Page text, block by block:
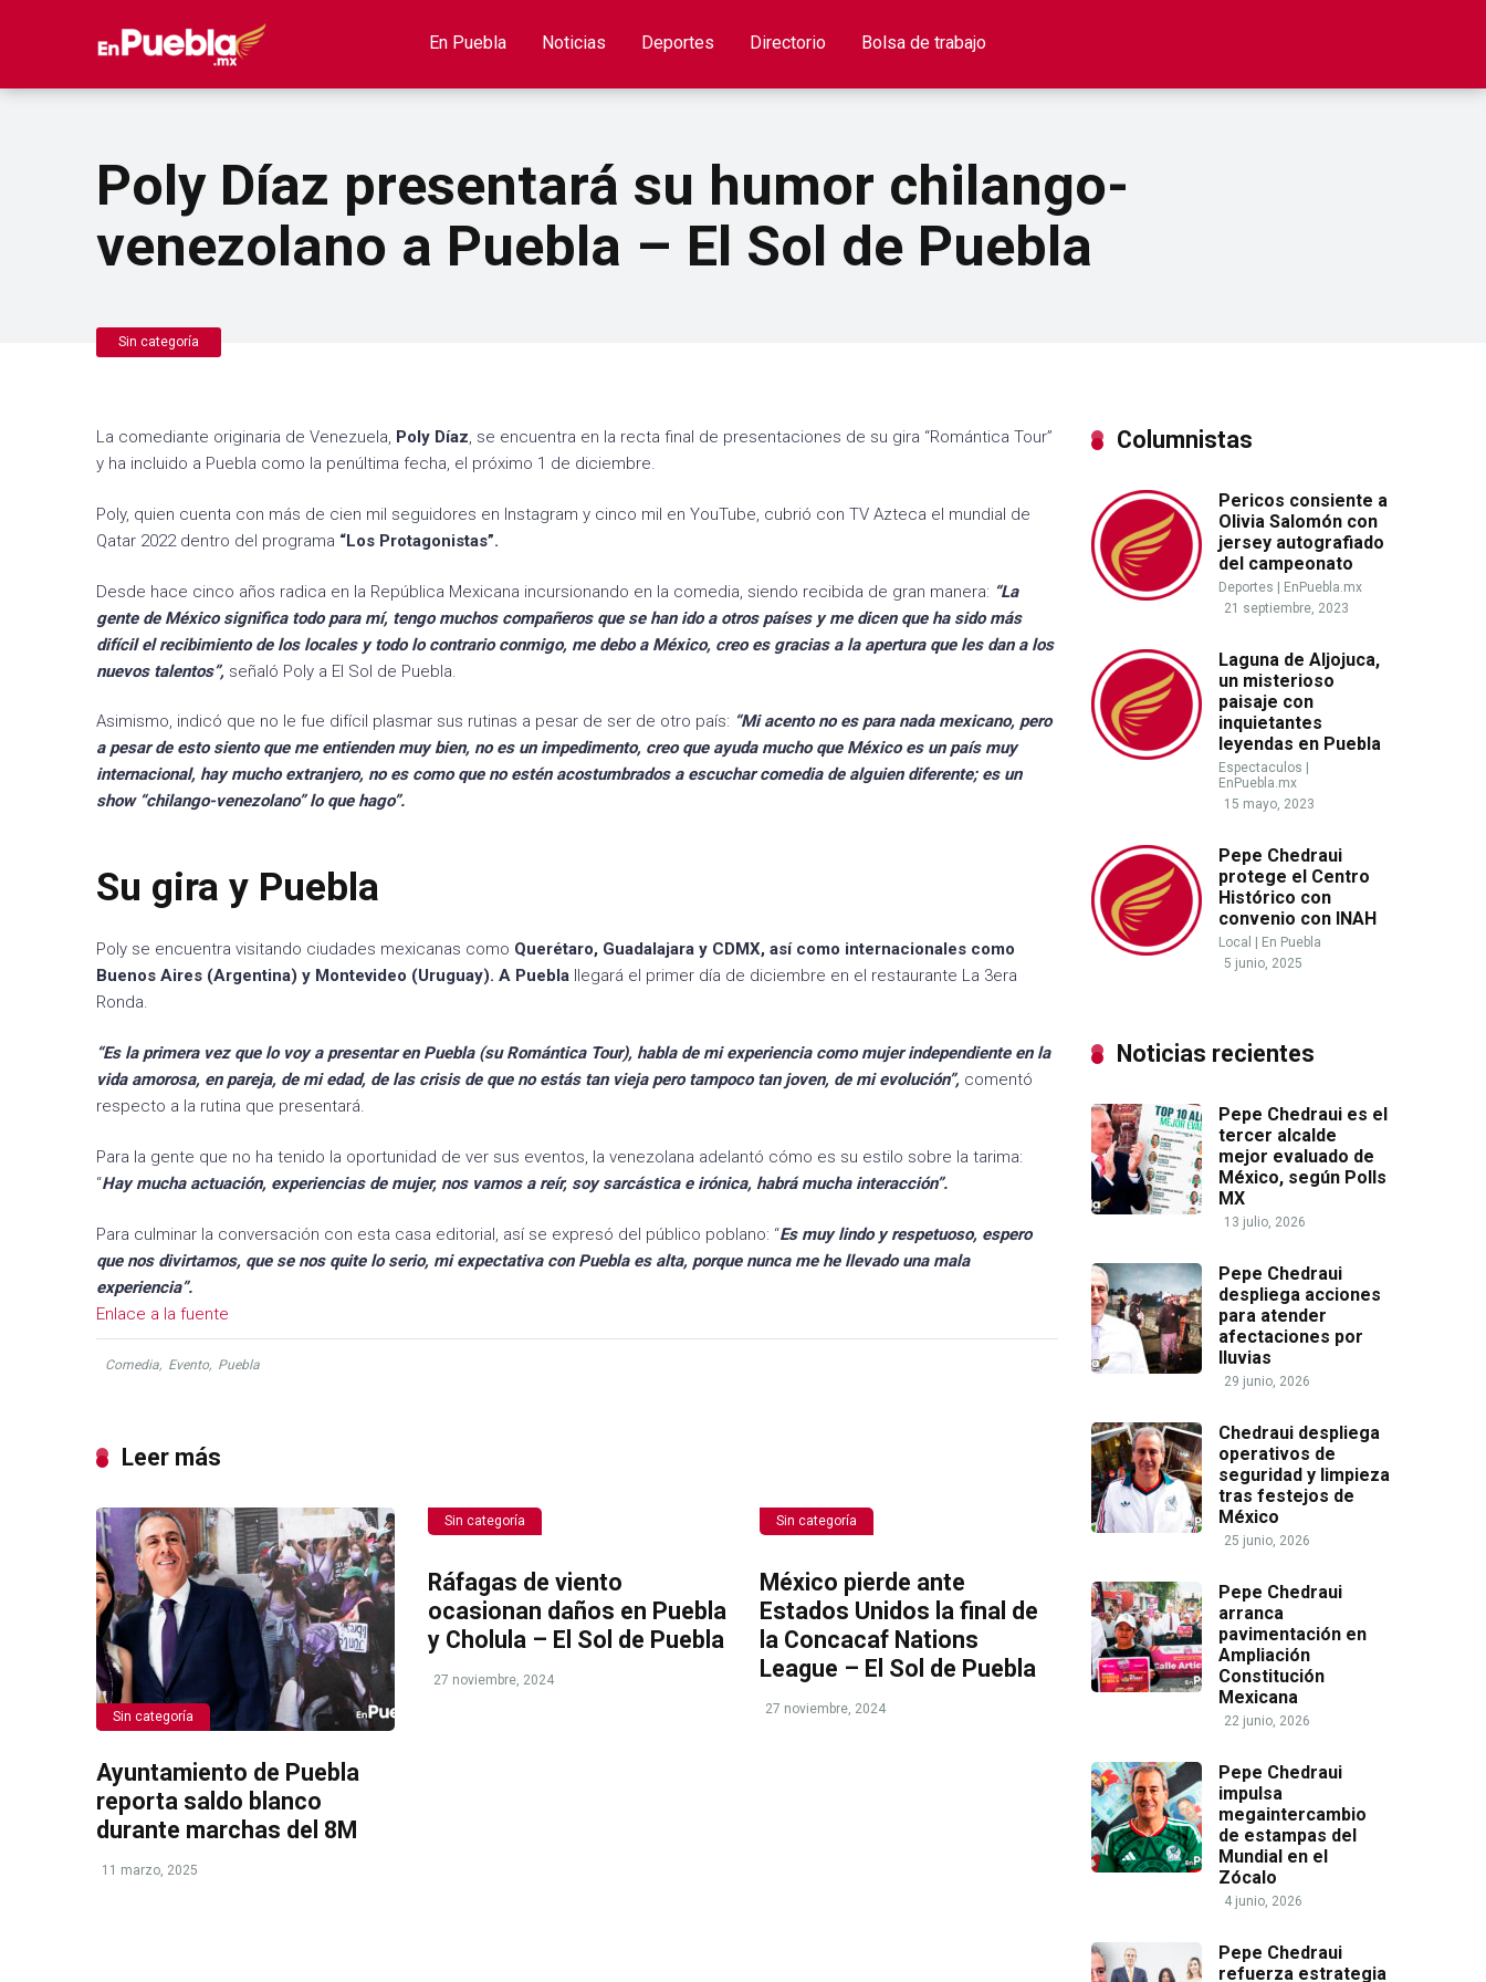
En Puebla Noticias Deportes Directorio Bolsa de trabajo
Poly Díaz presentará su humor chilango-
venezolano a Puebla – El Sol de Puebla
Sin categoría
La comediante originaria de Venezuela, Poly Díaz, se encuentra en la recta final de presentaciones de su gira “Romántica Tour”
y ha incluido a Puebla como la penúltima fecha, el próximo 1 de diciembre.
Poly, quien cuenta con más de cien mil seguidores en Instagram y cinco mil en YouTube, cubrió con TV Azteca el mundial de
Qatar 2022 dentro del programa “Los Protagonistas”.
Desde hace cinco años radica en la República Mexicana incursionando en la comedia, siendo recibida de gran manera: “La
gente de México significa todo para mí, tengo muchos compañeros que se han ido a otros países y me dicen que ha sido más
difícil el recibimiento de los locales y todo lo contrario conmigo, me debo a México, creo es gracias a la apertura que les dan a los
nuevos talentos”, señaló Poly a El Sol de Puebla.
Asimismo, indicó que no le fue difícil plasmar sus rutinas a pesar de ser de otro país: “Mi acento no es para nada mexicano, pero
a pesar de esto siento que me entienden muy bien, no es un impedimento, creo que ayuda mucho que México es un país muy
internacional, hay mucho extranjero, no es como que no estén acostumbrados a escuchar comedia de alguien diferente; es un
show “chilango-venezolano” lo que hago”.
Su gira y Puebla
Poly se encuentra visitando ciudades mexicanas como Querétaro, Guadalajara y CDMX, así como internacionales como
Buenos Aires (Argentina) y Montevideo (Uruguay). A Puebla llegará el primer día de diciembre en el restaurante La 3era
Ronda.
“Es la primera vez que lo voy a presentar en Puebla (su Romántica Tour), habla de mi experiencia como mujer independiente en la
vida amorosa, en pareja, de mi edad, de las crisis de que no estás tan vieja pero tampoco tan joven, de mi evolución”, comentó
respecto a la rutina que presentará.
Para la gente que no ha tenido la oportunidad de ver sus eventos, la venezolana adelantó cómo es su estilo sobre la tarima:
“Hay mucha actuación, experiencias de mujer, nos vamos a reír, soy sarcástica e irónica, habrá mucha interacción”.
Para culminar la conversación con esta casa editorial, así se expresó del público poblano: “Es muy lindo y respetuoso, espero
que nos divirtamos, que se nos quite lo serio, mi expectativa con Puebla es alta, porque nunca me he llevado una mala
experiencia”.
Enlace a la fuente
Comedia, Evento, Puebla
Leer más
Sin categoría
Ayuntamiento de Puebla
reporta saldo blanco
durante marchas del 8M
11 marzo, 2025
Sin categoría
Ráfagas de viento
ocasionan daños en Puebla
y Cholula – El Sol de Puebla
27 noviembre, 2024
Sin categoría
México pierde ante
Estados Unidos la final de
la Concacaf Nations
League – El Sol de Puebla
27 noviembre, 2024
Columnistas
Pericos consiente a
Olivia Salomón con
jersey autografiado
del campeonato
Deportes
EnPuebla.mx
21 septiembre, 2023
Laguna de Aljojuca,
un misterioso
paisaje con
inquietantes
leyendas en Puebla
Espectaculos
EnPuebla.mx
15 mayo, 2023
Pepe Chedraui
protege el Centro
Histórico con
convenio con INAH
Local
En Puebla
5 junio, 2025
Noticias recientes
Pepe Chedraui es el
tercer alcalde
mejor evaluado de
México, según Polls
MX
13 julio, 2026
Pepe Chedraui
despliega acciones
para atender
afectaciones por
lluvias
29 junio, 2026
Chedraui despliega
operativos de
seguridad y limpieza
tras festejos de
México
25 junio, 2026
Pepe Chedraui
arranca
pavimentación en
Ampliación
Constitución
Mexicana
22 junio, 2026
Pepe Chedraui
impulsa
megaintercambio
de estampas del
Mundial en el
Zócalo
4 junio, 2026
Pepe Chedraui
refuerza estrategia